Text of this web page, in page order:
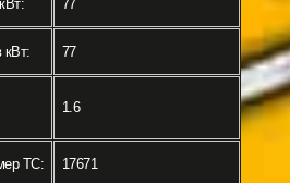
77
77
1.6
ТС: 17671